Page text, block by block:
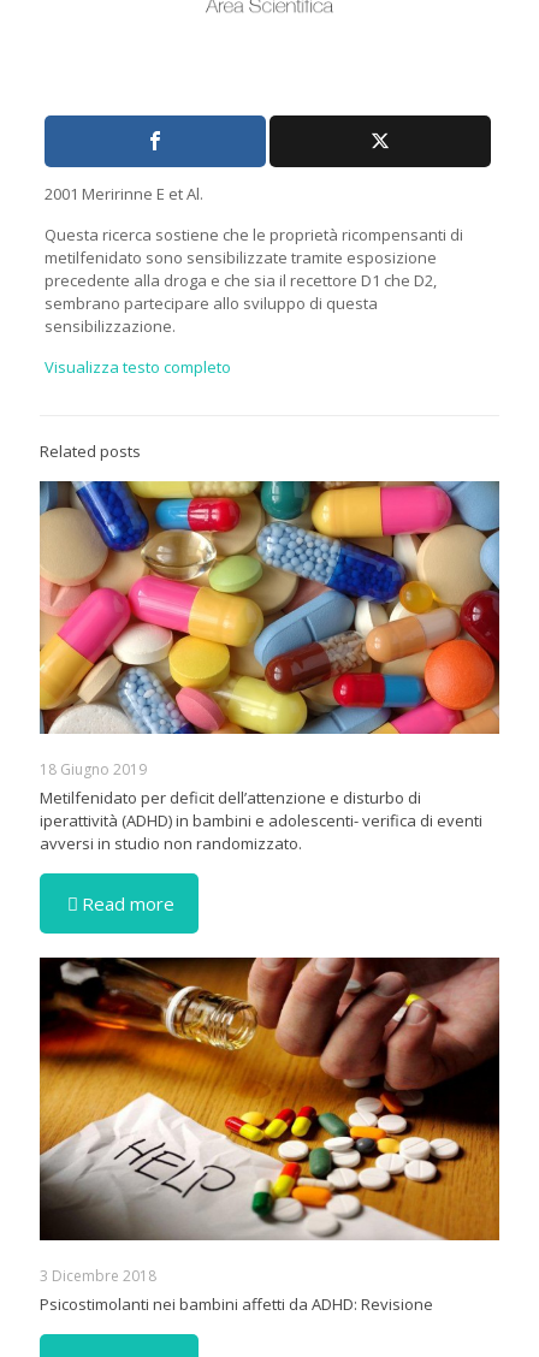
2001 Meririnne E et Al.
Questa ricerca sostiene che le proprietà ricompensanti di
metilfenidato sono sensibilizzate tramite esposizione
precedente alla droga e che sia il recettore D1 che D2,
sembrano partecipare allo sviluppo di questa
sensibilizzazione.
Visualizza testo completo
Related posts
18 Giugno 2019
Metilfenidato per deficit dell’attenzione e disturbo di
iperattività (ADHD) in bambini e adolescenti- verifica di eventi
avversi in studio non randomizzato.
Read more
3 Dicembre 2018
Psicostimolanti nei bambini affetti da ADHD: Revisione